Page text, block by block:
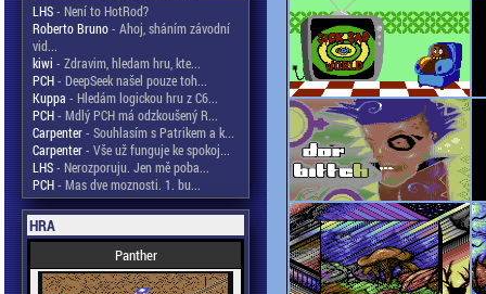
LHS- Není to HotRod?
Roberto Bruno- Ahoj, sháním závodní
vid...
kiwi - Zdravim, hledam hru, kte...
PCH- DeepSeek našel pouze toh...
Kuppa - Hledám logickou hru z C6...
PCH- Mdlý PCH má odzkoušený R...
Carpenter- Souhlasím s Patrikem a k...
Carpenter- Vše už funguje ke spokoj...
LHS- Nerozporuju. Jen mě poba...
PCH- Mas dve moznosti. 1. bu...
HRA
Panther